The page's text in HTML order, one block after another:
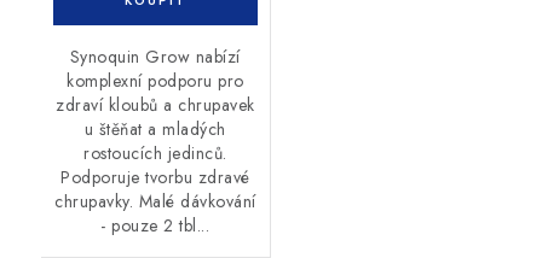
Synoquin Grow nabízí
komplexní podporu pro
zdraví kloubů a chrupavek
u štěňat a mladých
rostoucích jedinců.
Podporuje tvorbu zdravé
chrupavky. Malé dávkování
- pouze 2 tbl...